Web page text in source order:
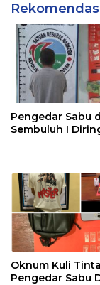
Pengedar Sabu
Sembuluh I
Oknum Kuli
Pengedar Sabu